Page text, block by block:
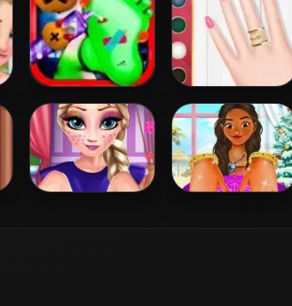
Crazy Halloween
Nail Doctor
Princess Spring
Nail Design